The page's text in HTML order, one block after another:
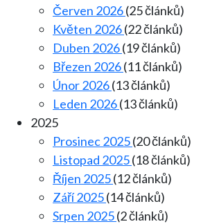
Červen 2026(25 článků)
Květen 2026(22 článků)
Duben 2026(19 článků)
Březen 2026(11 článků)
Únor 2026(13 článků)
Leden 2026(13 článků)
2025
Prosinec 2025(20 článků)
Listopad 2025(18 článků)
Říjen 2025(12 článků)
Září 2025(14 článků)
Srpen 2025(2 článků)